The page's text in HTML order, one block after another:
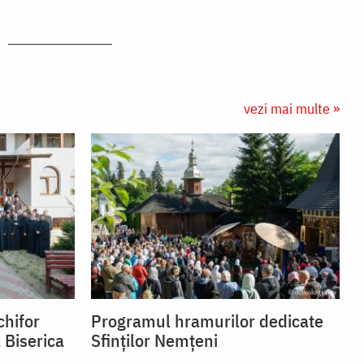
vezi mai multe »
Programul hramurilor dedicate
Sfinților Nemțeni